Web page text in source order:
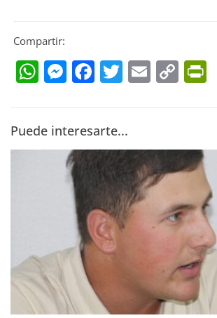
Compartir:
WhatsApp
Messenger
Facebook
Twitter
Email
Copy
Puede interesarte...